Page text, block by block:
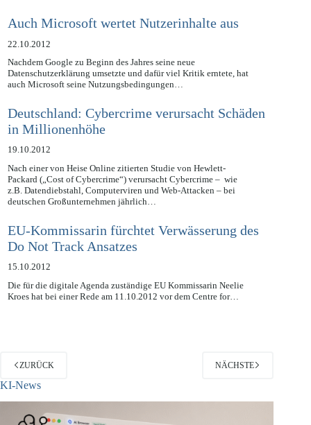
Auch Microsoft wertet Nutzerinhalte aus
22.10.2012
Nachdem Google zu Beginn des Jahres seine neue
Datenschutzerklärung umsetzte und dafür viel Kritik erntete, hat
Deutschland: Cybercrime verursacht Schäden
in Millionenhöhe
19.10.2012
Nach einer von Heise Online zitierten Studie von Hewlett-
Packard („Cost of Cybercrime“) verursacht Cybercrime – wie
z.B. Datendiebstahl, Computerviren und Web-Attacken – bei
EU-Kommissarin fürchtet Verwässerung des
Do Not Track Ansatzes
15.10.2012
Die für die digitale Agenda zuständige EU Kommissarin Neelie
ZURÜCK
KI-News